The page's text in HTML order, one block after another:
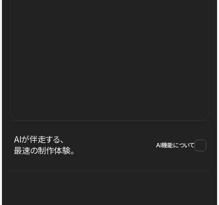
AIが伴走する、
最速の制作体験。
AI機能について